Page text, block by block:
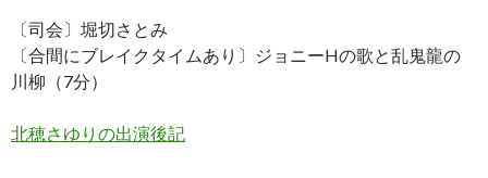
〔司会〕堀切さとみ
〔合間にブレイクタイムあり〕ジョニーHの歌と乱鬼龍の
川柳（7分）
北穂さゆりの出演後記